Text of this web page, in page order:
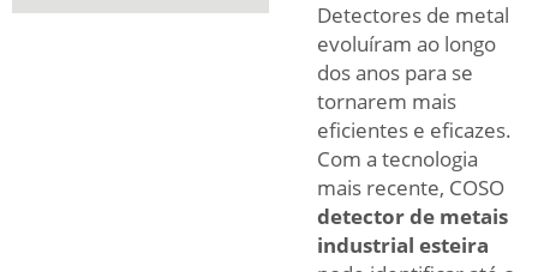
Detectores de metal
evoluíram ao longo
dos anos para se
tornarem mais
eficientes e eficazes.
Com a tecnologia
mais recente, COSO
detector de metais
industrial esteira